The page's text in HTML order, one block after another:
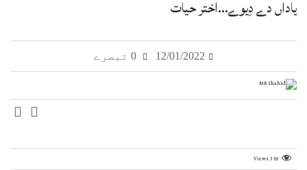
یاداں دے دِیوے…اختر حیات
12/01/2022
Views318